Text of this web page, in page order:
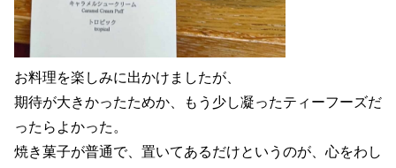
お料理を楽しみに出かけましたが、
期待が大きかったためか、もう少し凝ったティーフーズだ
ったらよかった。
焼き菓子が普通で、置いてあるだけというのが、心をわし